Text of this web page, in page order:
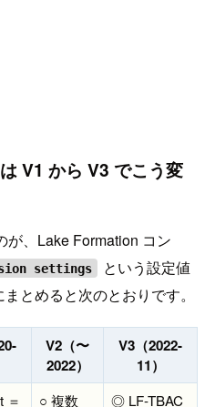
V1 から V3 でこう変
が、Lake Formation コン
settings
という設定値
とめると次のとおりです。
V2 （〜
2022）
V3 （2022-
11）
＝
○ 複数
◎ LF-TBAC